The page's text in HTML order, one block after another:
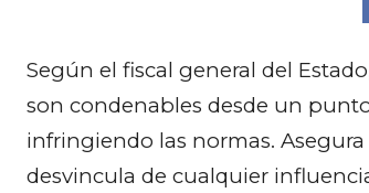
Según el fiscal general del
son condenables desde un
infringiendo las normas.
desvincula de cualquier